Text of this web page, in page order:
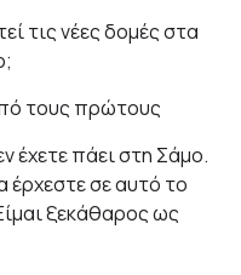
τις νέες δομές στα
τους πρώτους
έχετε πάει στη Σάμο.
έρχεστε σε αυτό το
ξεκάθαρος ως